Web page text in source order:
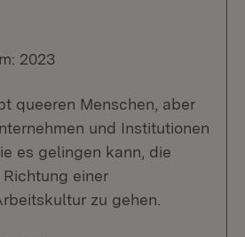
2023
queeren Menschen, aber
und Institutionen
es gelingen kann, die
einer
zu gehen.